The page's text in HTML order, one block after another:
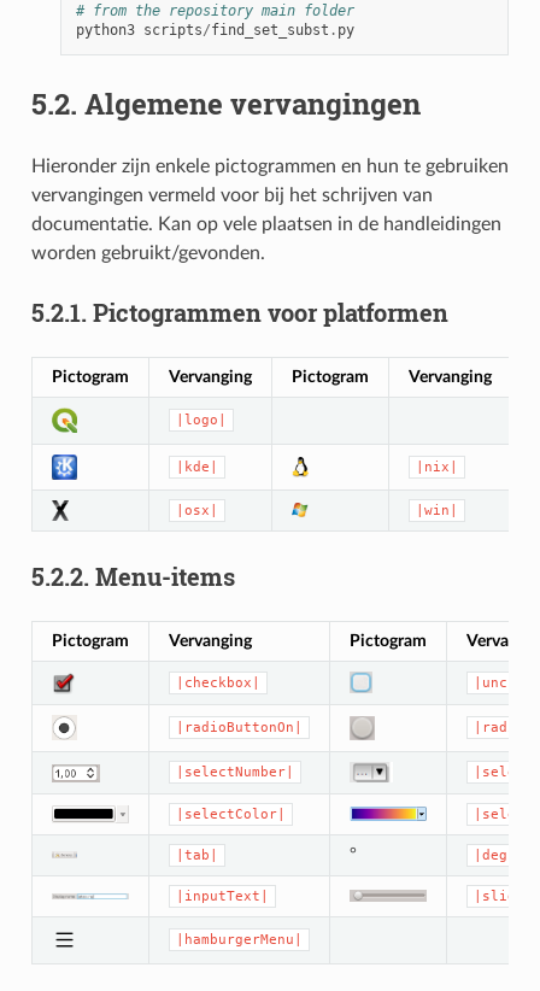
# from the repository main folder
python3 scripts/find_set_subst . py
5.2. Algemene vervangingen
Hieronder zijn enkele pictogrammen en hun te gebruiken
vervangingen vermeld voor bij het schrijven van
documentatie. Kan op vele plaatsen in de handleidingen
worden gebruikt/gevonden.
5.2.1. Pictogrammen voor platformen
Pictogram Vervanging Pictogram Vervanging
|logo|
|kde| |nix|
|osx| |win|
5.2.2. Menu-items
Pictogram Vervanging Pictogram
|checkbox|
|radioButtonOn|
|selectNumber|
|selectColor|
|tab| °
|inputText| |slider|
|hamburgerMenu|